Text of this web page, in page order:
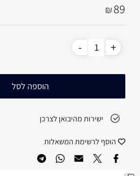
₪89
הוספה לסל
ישירות מהיבואן לצרכן
הוסף לרשימת המשאלות